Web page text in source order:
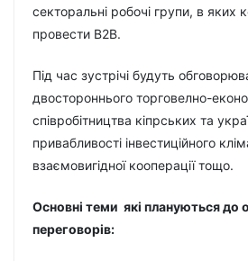
секторальні робочі групи, в яких
провести В2В.
Під час зустрічі будуть
двостороннього торговелно-
співробітництва кіпрських та
привабливості інвестиційного
взаємовигідної кооперації тощо.
Основні теми які плануються до
переговорів: